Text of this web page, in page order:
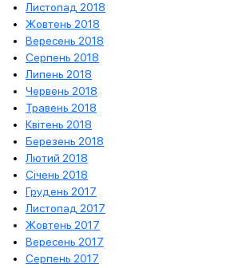
Листопад 2018
Жовтень 2018
Вересень 2018
Серпень 2018
Липень 2018
Червень 2018
Травень 2018
Квітень 2018
Березень 2018
Лютий 2018
Січень 2018
Грудень 2017
Листопад 2017
Жовтень 2017
Вересень 2017
Серпень 2017